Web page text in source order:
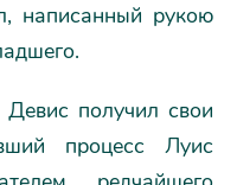
написанный рукою
Девис получил свои
процесс Луис